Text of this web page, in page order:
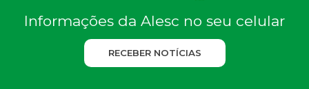
Informações da Alesc no seu celular
RECEBER NOTÍCIAS